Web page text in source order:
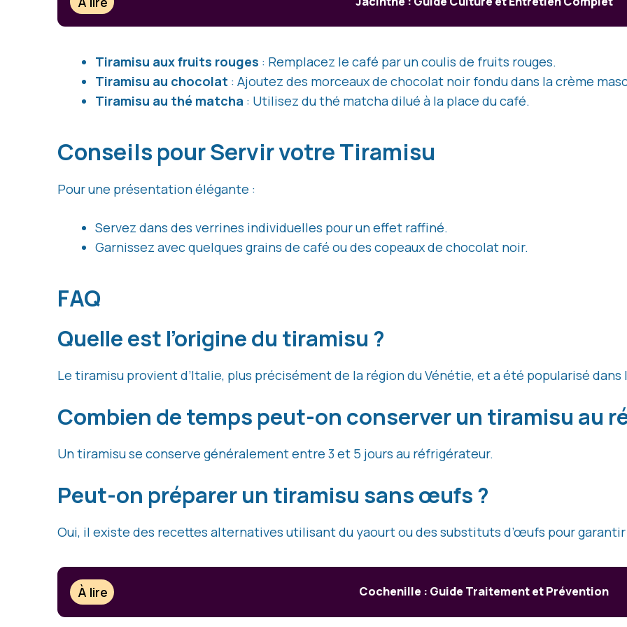
Tiramisu aux fruits rouges : Remplacez le café par un coulis de fruits rouges.
Tiramisu au chocolat : Ajoutez des morceaux de chocolat noir fondu dans la crème
Tiramisu au thé matcha : Utilisez du thé matcha dilué à la place du café.
Conseils pour Servir votre Tiramisu
Pour une présentation élégante :
Servez dans des verrines individuelles pour un effet raffiné.
Garnissez avec quelques grains de café ou des copeaux de chocolat noir.
FAQ
Quelle est l’origine du tiramisu ?
Le tiramisu provient d’Italie, plus précisément de la région du Vénétie, et a été popularisé dans
Combien de temps peut-on conserver un tiramisu au
Un tiramisu se conserve généralement entre 3 et 5 jours au réfrigérateur.
Peut-on préparer un tiramisu sans œufs ?
Oui, il existe des recettes alternatives utilisant du yaourt ou des substituts d’œufs pour
À lire Cochenille : Guide Traitement et Prévention